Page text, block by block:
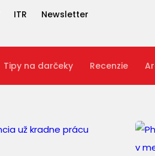
ITR Newsletter
Tipy na darčeky Recenzie